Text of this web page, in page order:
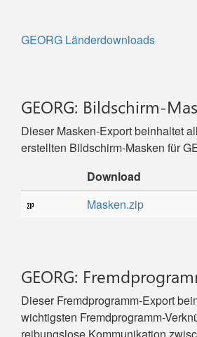
GEORG Länderdownloads
GEORG: Bildschirm-
Dieser Masken-Export beinhaltet
erstellten Bildschirm-Masken für
Download
Masken.zip
GEORG:
Dieser Fremdprogramm-Export
wichtigsten Fremdprogramm-